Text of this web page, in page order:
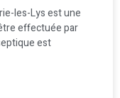
les-Lys est une
effectuée par
est